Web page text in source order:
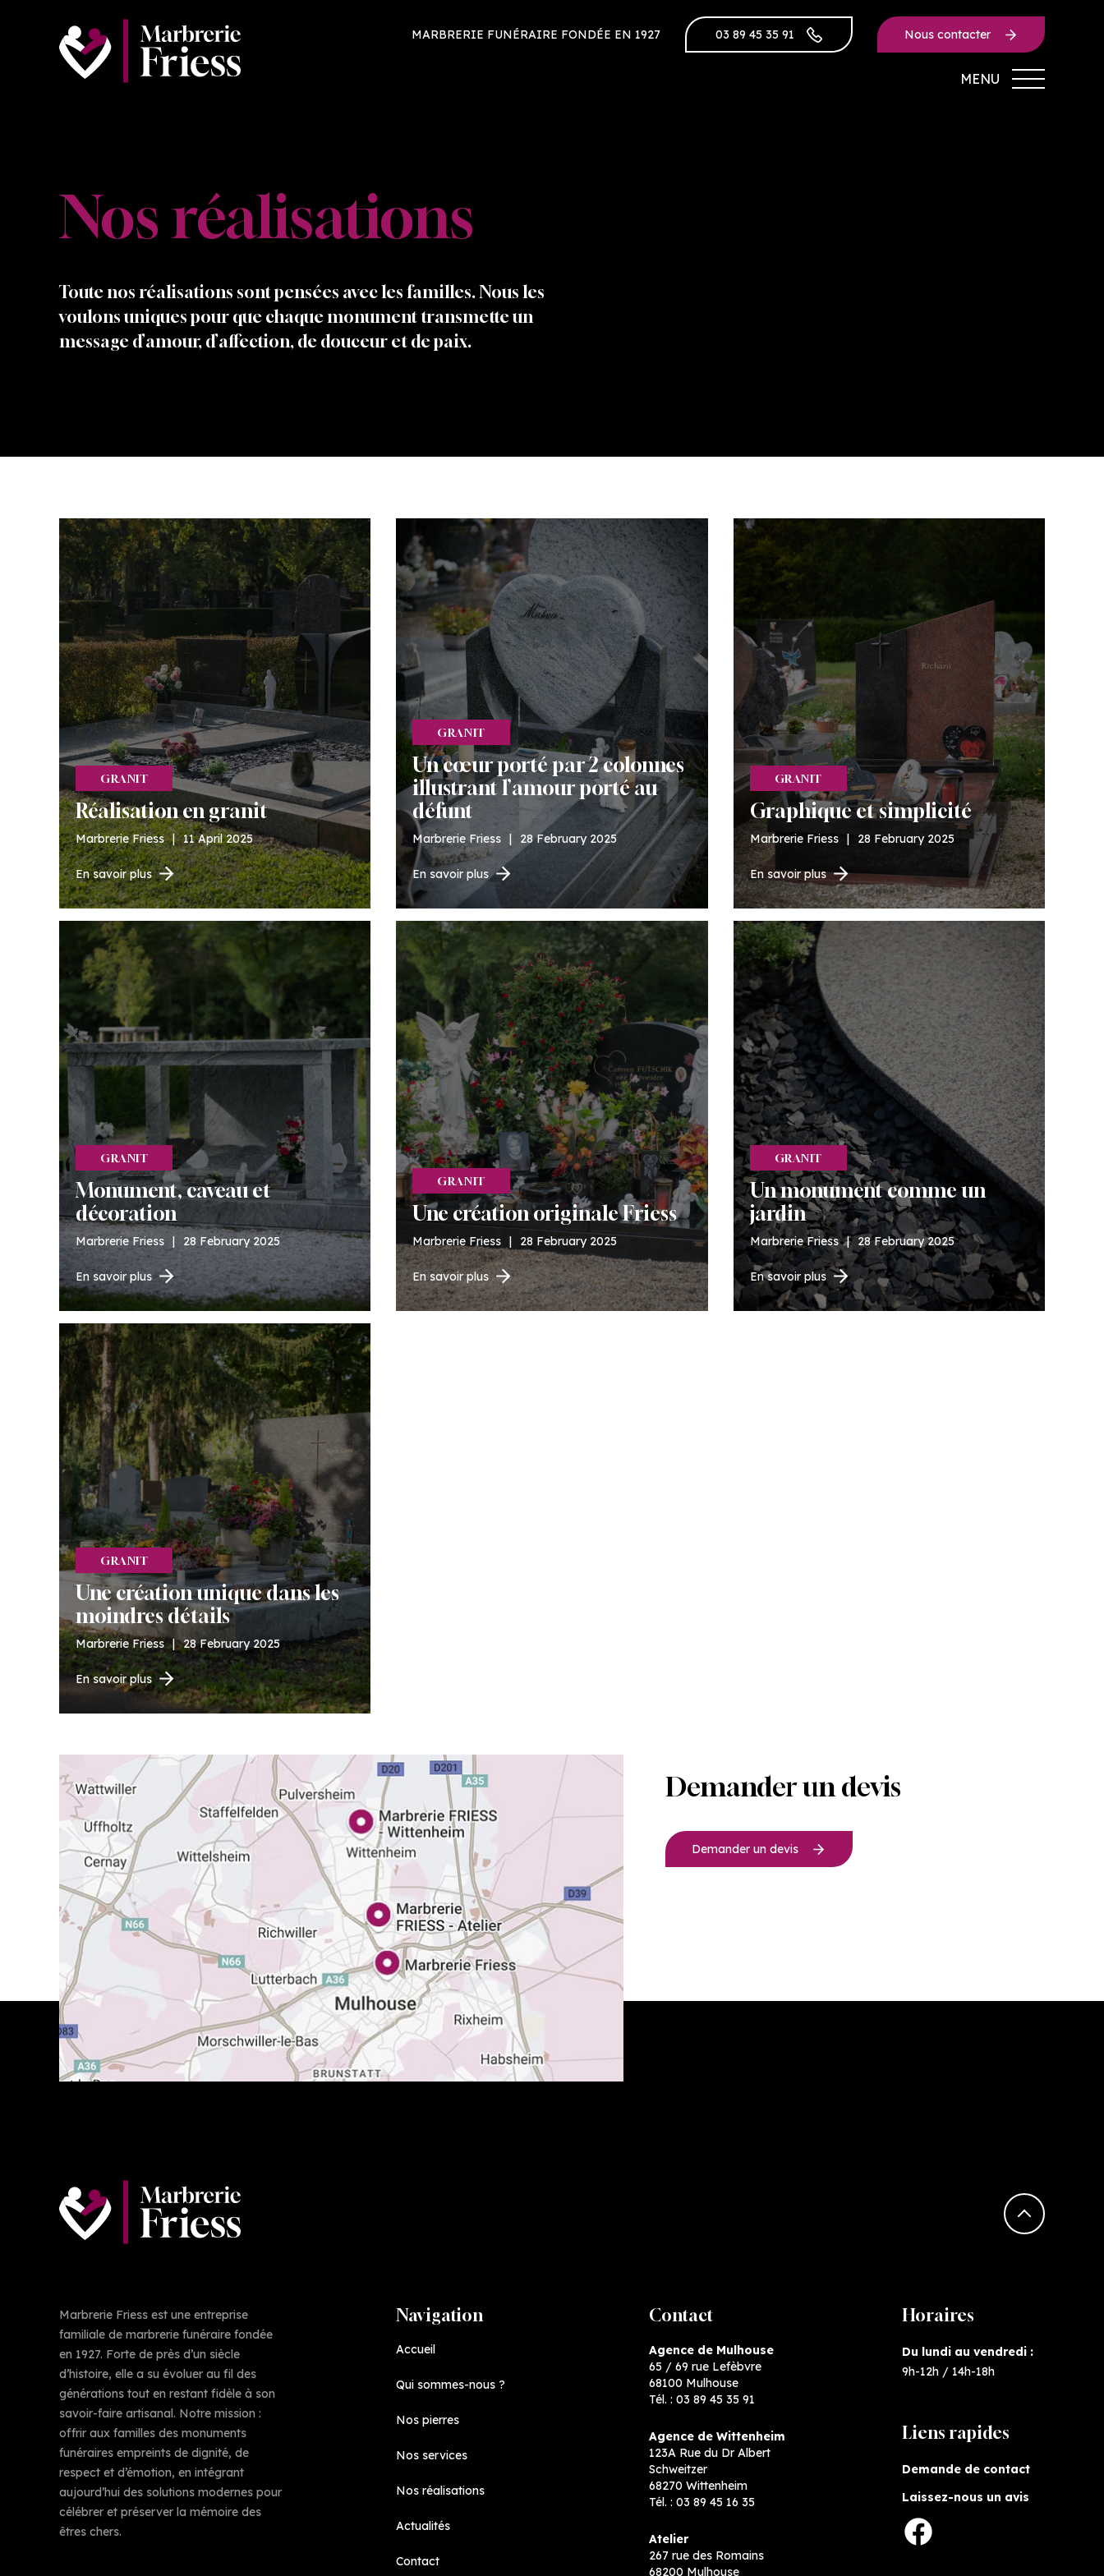
MARBRERIE FUNÉRAIRE FONDÉE EN 1927 03 89 45 35 91 Nous contacter
MENU
Nos réalisations
Toute nos réalisations sont pensées avec les familles. Nous les
voulons uniques pour que chaque monument transmette un
message d’amour, d’affection, de douceur et de paix.
GRANIT
Réalisation en granit
Marbrerie Friess | 11 April 2025
En savoir plus
GRANIT
Un cœur porté par 2 colonnes
illustrant l’amour porté au
défunt
Marbrerie Friess | 28 February 2025
En savoir plus
GRANIT
Graphique et simplicité
Marbrerie Friess | 28 February 2025
En savoir plus
GRANIT
Monument, caveau et
décoration
Marbrerie Friess | 28 February 2025
En savoir plus
GRANIT
Une création originale Friess
Marbrerie Friess | 28 February 2025
En savoir plus
GRANIT
Un monument comme un
jardin
Marbrerie Friess | 28 February 2025
En savoir plus
GRANIT
Une création unique dans les
moindres détails
Marbrerie Friess | 28 February 2025
En savoir plus
Demander un devis
Demander un devis
Marbrerie Friess est une entreprise
familiale de marbrerie funéraire fondée
en 1927. Forte de près d’un siècle
d’histoire, elle a su évoluer au fil des
générations tout en restant fidèle à son
savoir-faire artisanal. Notre mission :
offrir aux familles des monuments
funéraires empreints de dignité, de
respect et d’émotion, en intégrant
aujourd’hui des solutions modernes pour
célébrer et préserver la mémoire des
êtres chers.
Navigation
Accueil
Qui sommes-nous ?
Nos pierres
Nos services
Nos réalisations
Actualités
Contact
Contact
Agence de Mulhouse
65 / 69 rue Lefèbvre
68100 Mulhouse
Tél. :03 89 45 35 91
Agence de Wittenheim
123A Rue du Dr Albert
Schweitzer
68270 Wittenheim
Tél. :03 89 45 16 35
Atelier
267 rue des Romains
68200 Mulhouse
Horaires
Du lundi au vendredi :
9h-12h / 14h-18h
Liens rapides
Demande de contact
Laissez-nous un avis
Facebook